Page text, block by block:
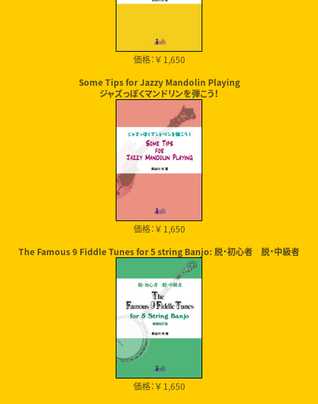
価格：￥ 1,650
Some Tips for Jazzy Mandolin Playing
ジャズっぽくマンドリンを弾こう！
価格：￥ 1,650
The Famous 9 Fiddle Tunes for 5 string Banjo: 脱・初心者 脱・中級者
価格：￥ 1,650